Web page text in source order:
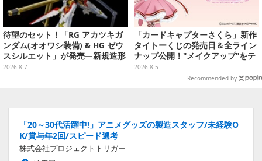
待望のセット！「RG アカツキガ
ンダム(オオワシ装備) & HG ゼウ
スシルエット」が発売―新規造形
の股関節強化パーツも付属
2026.8.7
「カードキャプターさくら」新作
タイトーくじの発売日＆全ライン
ナップ公開！"メイクアップ"をテ
ーマに、日常でも使いたくなるア
イテムがズラリ
2026.8.5
Recommended by
「20～30代活躍中!」アニメグッズの製造スタッフ/未経験O
K/賞与年2回/スピード選考
株式会社プロジェクトトリガー